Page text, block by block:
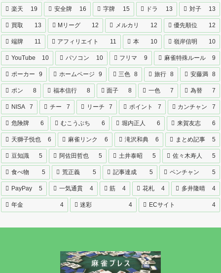
楽天 19 安全牌 16 字牌 15 ドラ 13 対子 13
買取 13 Mリーグ 12 メルカリ 12 優先順位 12
端牌 11 アフィリエイト 11 本 10 嶺岸信明 10
YouTube 10 パソコン 10 フリマ 9 麻雀特殊ルール 9
ポーカー 9 ホームページ 9 三色 8 旅行 8 安藤満 8
ポン 8 福本信行 8 面子 8 一色 7 為替 7
NISA 7 チー 7 リーチ 7 ポイント 7 カンチャン 7
危険牌 6 むこうぶち 6 堀内正人 6 来賀友志 6
天獅子悦也 6 麻雀リンク 6 滝沢和典 6 まとめ記事 5
豆知識 5 阿佐田哲也 5 土井泰昭 5 佐々木寿人 5
食べ物 5 荒正義 5 記事達成 5 ペンチャン 5
PayPay 5 一気通貫 4 筋 4 花札 4 多井隆晴 4
年金 4 迷彩 4 ECサイト 4